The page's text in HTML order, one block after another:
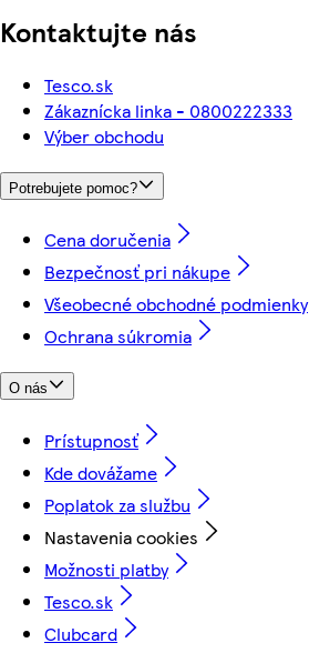
Kontaktujte nás
Tesco.sk
Zákaznícka linka - 0800222333
Výber obchodu
Potrebujete pomoc?
Cena doručenia
Bezpečnosť pri nákupe
Všeobecné obchodné podmienky
Ochrana súkromia
O nás
Prístupnosť
Kde dovážame
Poplatok za službu
Nastavenia cookies
Možnosti platby
Tesco.sk
Clubcard